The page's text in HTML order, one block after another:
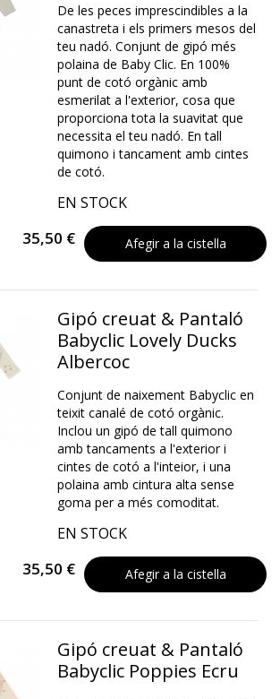
De les peces imprescindibles a la
canastreta i els primers mesos del
teu nadó. Conjunt de gipó més
polaina de Baby Clic. En 100%
punt de cotó orgànic amb
esmerilat a l'exterior, cosa que
proporciona tota la suavitat que
necessita el teu nadó. En tall
quimono i tancament amb cintes
de cotó.
EN STOCK
35,50 € Afegir a la cistella
Gipó creuat & Pantaló
Babyclic Lovely Ducks
Albercoc
Conjunt de naixement Babyclic en
teixit canalé de cotó orgànic.
Inclou un gipó de tall quimono
amb tancaments a l'exterior i
cintes de cotó a l'inteior, i una
polaina amb cintura alta sense
goma per a més comoditat.
EN STOCK
35,50 € Afegir a la cistella
Gipó creuat & Pantaló
Babyclic Poppies Ecru